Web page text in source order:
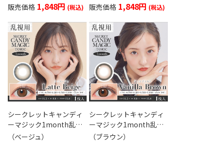
1,848円 1,848円
シークレットキャンディ
ーマジック1month乱視
用 ラテベージュ
（ベージュ）
シークレットキャンディ
ーマジック1month乱視
用 バニラブラウン
（ブラウン）